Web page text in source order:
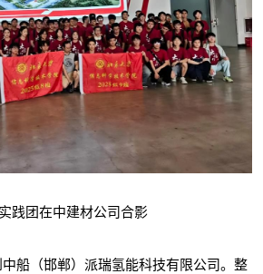
实践团在中建材公司合影
中船（邯郸） 派瑞氢能科技有限公司。 整